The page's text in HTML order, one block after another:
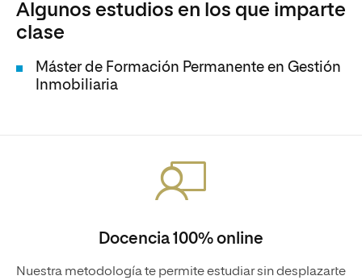
Algunos estudios en los que imparte
clase
Máster de Formación Permanente en Gestión
Inmobiliaria
Docencia 100% online
Nuestra metodología te permite estudiar sin desplazarte